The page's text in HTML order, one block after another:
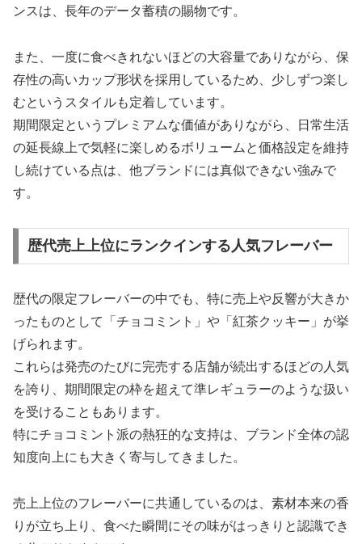
ンスは、長年のデータ蓄積の賜物です。
また、一度に食べきれないほどの大容量でありながら、保
存性の高いカップ形状を採用しているため、少しずつ楽し
むというスタイルも定着しています。
期間限定というプレミアムな価値がありながら、日常生活
の延長線上で気軽に楽しめるボリュームと価格設定を維持
し続けている点は、他ブランドには真似できない強みで
す。
歴代売上上位にランクインする人気フレーバー
歴代の限定フレーバーの中でも、特に売上や反響が大きか
ったものとして「チョコミント」や「紅茶クッキー」が挙
げられます。
これらは発売のたびに完売する店舗が続出するほどの人気
を誇り、期間限定の枠を超えて準レギュラーのような扱い
を受けることもあります。
特にチョコミント派の熱狂的な支持は、ブランド全体の認
知度向上にも大きく寄与してきました。
売上上位のフレーバーに共通しているのは、素材本来の香
りが立ち上り、食べた瞬間にその味がはっきりと認識でき